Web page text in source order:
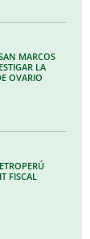
MARCOS
LA
OVARIO
FISCAL